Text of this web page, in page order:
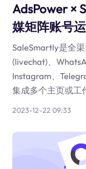
AdsPower ×
媒矩阵账号
SaleSmartly是全
(livechat)、
Instagram、
集成多个主页或工
2023-12-22 09:33